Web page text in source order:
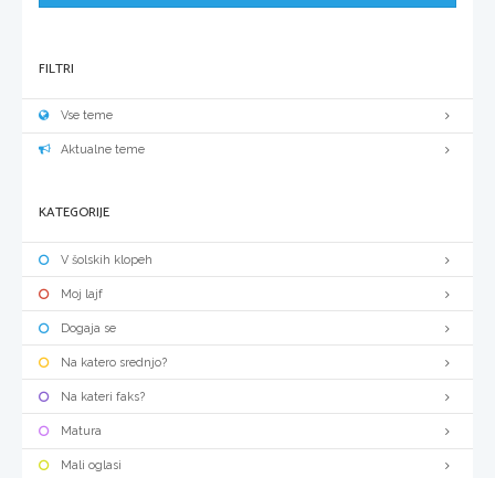
FILTRI
Vse teme
Aktualne teme
KATEGORIJE
V šolskih klopeh
Moj lajf
Dogaja se
Na katero srednjo?
Na kateri faks?
Matura
Mali oglasi